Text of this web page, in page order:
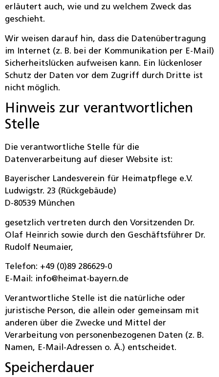
erläutert auch, wie und zu welchem Zweck das
geschieht.
Wir weisen darauf hin, dass die Datenübertragung
im Internet (z. B. bei der Kommunikation per E-Mail)
Sicherheitslücken aufweisen kann. Ein lückenloser
Schutz der Daten vor dem Zugriff durch Dritte ist
nicht möglich.
Hinweis zur verantwortlichen
Stelle
Die verantwortliche Stelle für die
Datenverarbeitung auf dieser Website ist:
Bayerischer Landesverein für Heimatpflege e.V.
Ludwigstr. 23 (Rückgebäude)
D-80539 München
gesetzlich vertreten durch den Vorsitzenden Dr.
Olaf Heinrich sowie durch den Geschäftsführer Dr.
Rudolf Neumaier,
Telefon: +49 (0)89 286629-0
E-Mail: info@heimat-bayern.de
Verantwortliche Stelle ist die natürliche oder
juristische Person, die allein oder gemeinsam mit
anderen über die Zwecke und Mittel der
Verarbeitung von personenbezogenen Daten (z. B.
Namen, E-Mail-Adressen o. Ä.) entscheidet.
Speicherdauer